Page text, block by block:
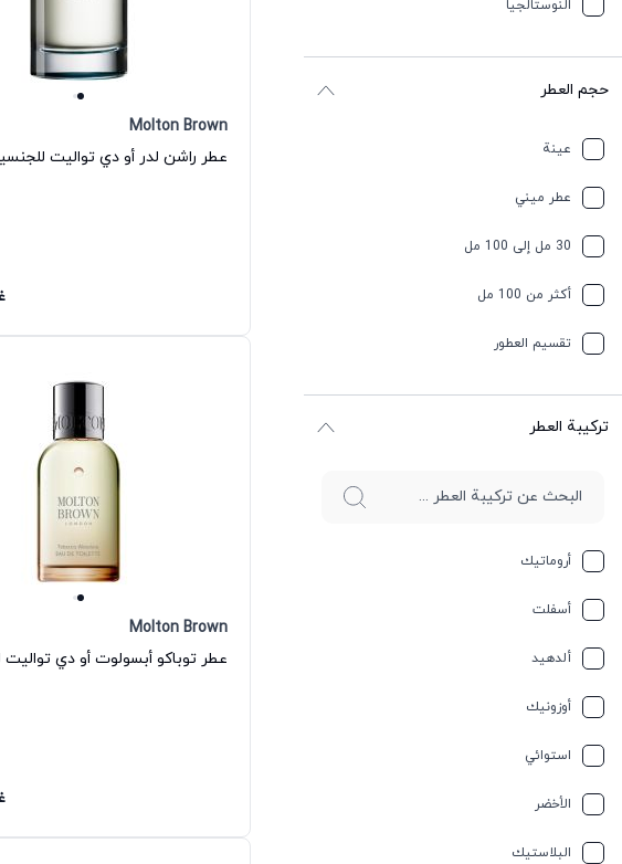
النوستالجيا
حجم العطر
عينة
عطر ميني
30 مل إلى 100 مل
أكثر من 100 مل
تقسیم العطور
ترکیبة العطر
أروماتيك
أسفلت
ألدهيد
أوزونيك
استوائي
الأخضر
البلاستيك
Molton Brown
Molton Brown